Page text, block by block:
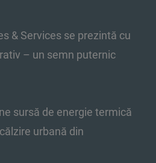
& Services se prezintă cu
– un semn puternic
sursă de energie termică
urbană din